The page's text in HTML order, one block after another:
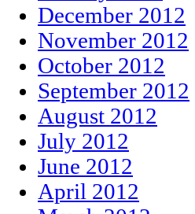
December 2012
November 2012
October 2012
September 2012
August 2012
July 2012
June 2012
April 2012